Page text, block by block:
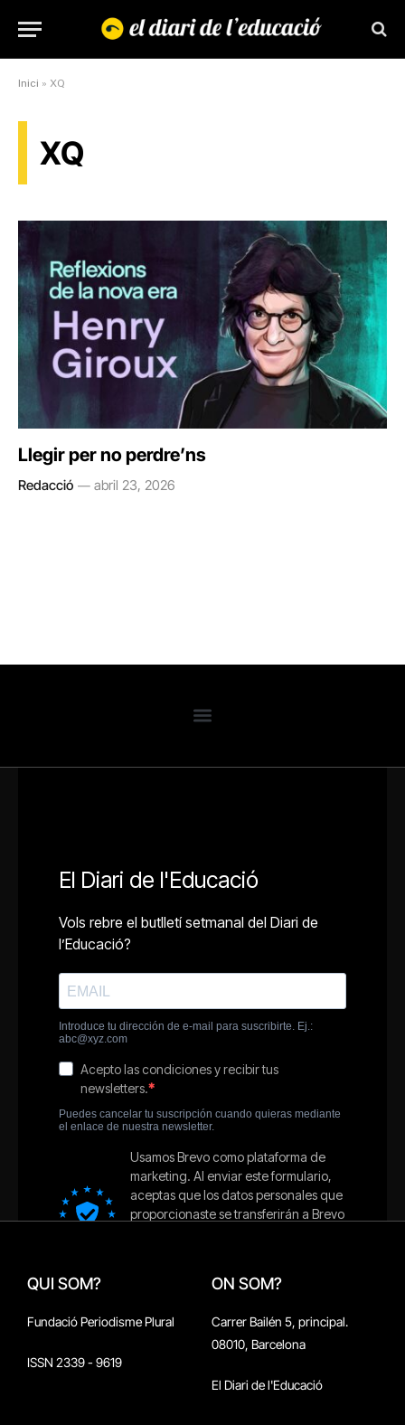
Inici » XQ
XQ
Llegir per no perdre’ns
Redacció abril 23, 2026
QUI SOM?
Fundació Periodisme Plural
ISSN 2339 - 9619
ON SOM?
Carrer Bailén 5, principal.
08010, Barcelona
El Diari de l'Educació